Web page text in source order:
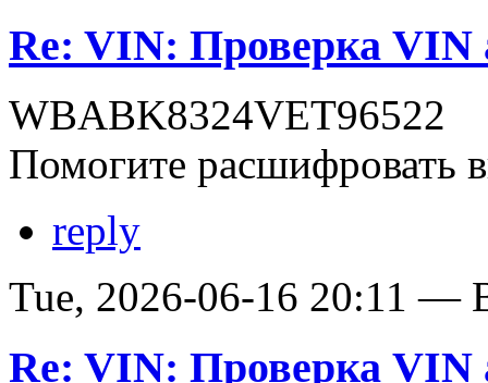
Re: VIN: Проверка VIN
WBABK8324VET96522
Помогите расшифровать
reply
Tue, 2026-06-16 20:11 —
Re: VIN: Проверка VIN